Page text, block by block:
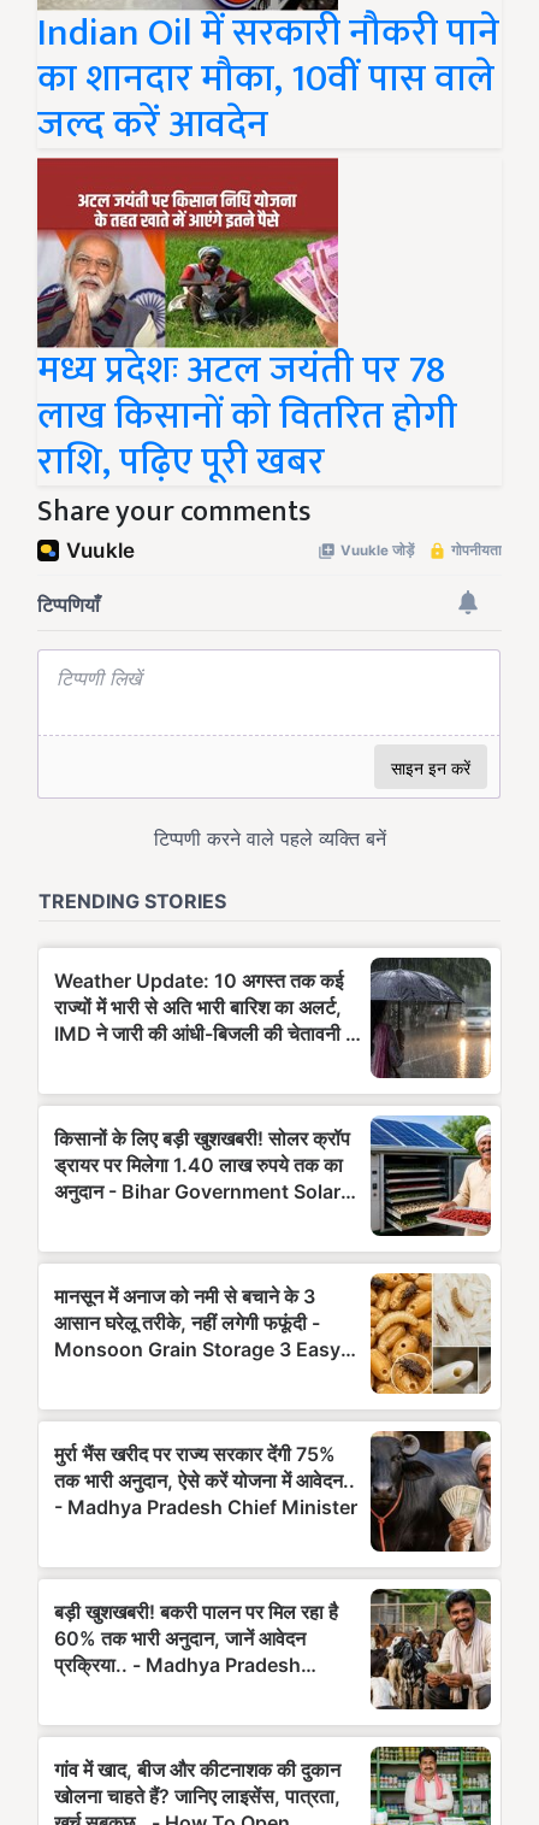
Indian Oil में सरकारी नौकरी पाने
का शानदार मौका, 10वीं पास वाले
जल्द करें आवदेन
मध्य प्रदेशः अटल जयंती पर 78
लाख किसानों को वितरित होगी
राशि, पढ़िए पूरी खबर
Share your comments